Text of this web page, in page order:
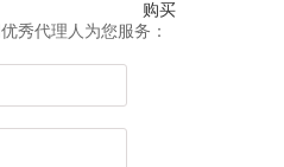
购买
秀代理人为您服务：